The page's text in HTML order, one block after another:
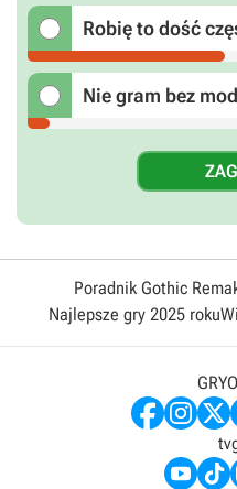
Robię to dość
Nie gram bez
Poradnik Gothic
Najlepsze gry 2025 roku